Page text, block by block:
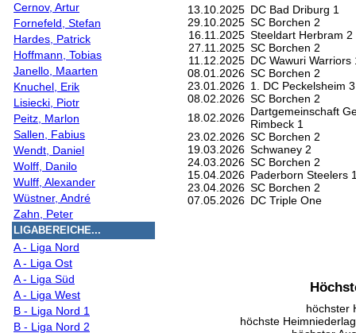
Cernov, Artur
Fornefeld, Stefan
Hardes, Patrick
Hoffmann, Tobias
Janello, Maarten
Knuchel, Erik
Lisiecki, Piotr
Peitz, Marlon
Sallen, Fabius
Wendt, Daniel
Wolff, Danilo
Wulff, Alexander
Wüstner, André
Zahn, Peter
LIGABEREICHE...
A - Liga Nord
A - Liga Ost
A - Liga Süd
A - Liga West
B - Liga Nord 1
B - Liga Nord 2
13.10.2025 DC Bad Driburg 1
29.10.2025 SC Borchen 2
16.11.2025 Steeldart Herbram 2
27.11.2025 SC Borchen 2
11.12.2025 DC Wawuri Warriors
08.01.2026 SC Borchen 2
23.01.2026 1. DC Peckelsheim 3
08.02.2026 SC Borchen 2
18.02.2026 Dartgemeinschaft
Rimbeck 1
23.02.2026 SC Borchen 2
19.03.2026 Schwaney 2
24.03.2026 SC Borchen 2
15.04.2026 Paderborn Steelers
23.04.2026 SC Borchen 2
07.05.2026 DC Triple One
höchster
höchste